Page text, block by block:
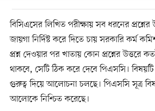
বিসিএসের লিখিত পরীক্ষায় সব ধরনের প্রশ্নের
জায়গা নির্দিষ্ট করে দিতে চায় সরকারি কর্ম
প্রশ্ন দেওয়ার পর খাতায় কোন প্রশ্নের উত্তরে
থাকবে, সেটি ঠিক করে দেবে পিএসসি।
গুরুত্ব দিয়ে আলোচনা চলছে। পিএসসি সূত্র
আলোকে নিশ্চিত করেছে।